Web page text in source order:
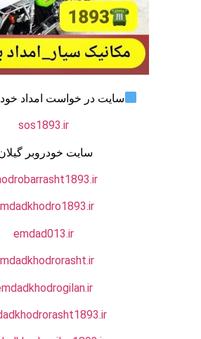
سایت در خواست امداد
sos1893.ir
سایت خودروبر
emdad013.ir